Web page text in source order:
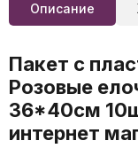
Описание
Пакет с
Розовые
36*40см
интернет